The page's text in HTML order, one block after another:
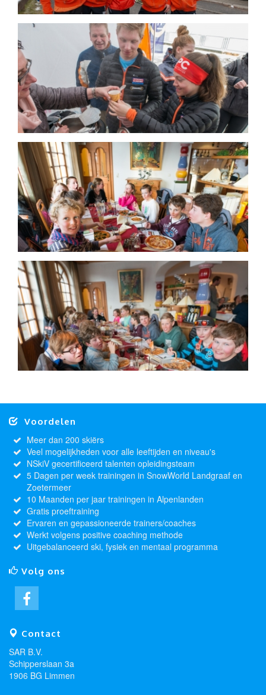
Voordelen
Meer dan 200 skiërs
Veel mogelijkheden voor alle leeftijden en niveau's
NSkiV gecertificeerd talenten opleidingsteam
5 Dagen per week trainingen in SnowWorld Landgraaf en
Zoetermeer
10 Maanden per jaar trainingen in Alpenlanden
Gratis proeftraining
Ervaren en gepassioneerde trainers/coaches
Werkt volgens positive coaching methode
Uitgebalanceerd ski, fysiek en mentaal programma
Volg ons
Contact
SAR B.V.
Schipperslaan 3a
1906 BG Limmen